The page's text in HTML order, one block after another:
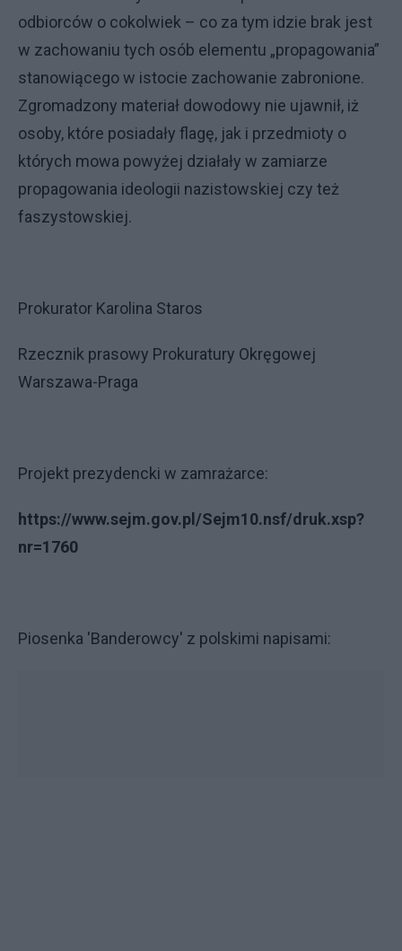
odbiorców o cokolwiek – co za tym idzie brak jest
w zachowaniu tych osób elementu „propagowania”
stanowiącego w istocie zachowanie zabronione.
Zgromadzony materiał dowodowy nie ujawnił, iż
osoby, które posiadały flagę, jak i przedmioty o
których mowa powyżej działały w zamiarze
propagowania ideologii nazistowskiej czy też
faszystowskiej.
Prokurator Karolina Staros
Rzecznik prasowy Prokuratury Okręgowej
Warszawa-Praga
Projekt prezydencki w zamrażarce:
https://www.sejm.gov.pl/Sejm10.nsf/druk.xsp?
nr=1760
Piosenka 'Banderowcy' z polskimi napisami: